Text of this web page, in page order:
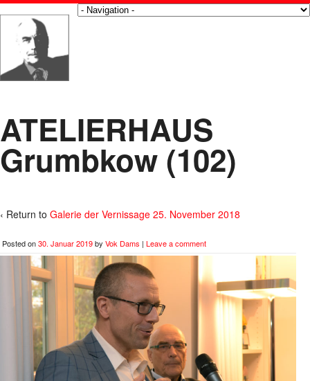
ATELIERHAUS
Grumbkow (102)
‹ Return to Galerie der Vernissage 25. November 2018
Posted on30. Januar 2019by Vok Dams | Leave a comment